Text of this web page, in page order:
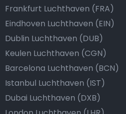
Frankfurt Luchthaven (FRA)
Eindhoven Luchthaven (EIN)
Dublin Luchthaven (DUB)
Keulen Luchthaven (CGN)
Barcelona Luchthaven (BCN)
Istanbul Luchthaven (IST)
Dubai Luchthaven (DXB)